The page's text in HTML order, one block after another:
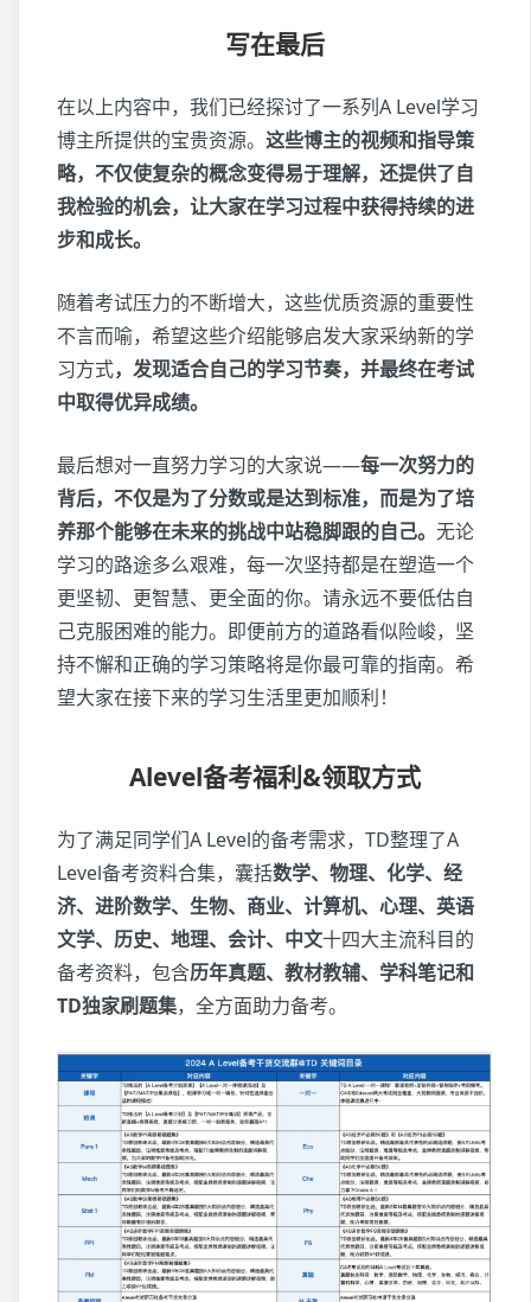
写在最后
在以上内容中，我们已经探讨了一系列A Level学习
博主所提供的宝贵资源。 这些博主的视频和指导策
略，不仅使复杂的概念变得易于理解，还提供了自
我检验的机会，让大家在学习过程中获得持续的进
步和成长。
随着考试压力的不断增大，这些优质资源的重要性
不言而喻，希望这些介绍能够启发大家采纳新的学
习方式，发现适合自己的学习节奏，并最终在考试
中取得优异成绩。
最后想对一直努力学习的大家说——每一次努力的
背后，不仅是为了分数或是达到标准，而是为了培
养那个能够在未来的挑战中站稳脚跟的自己。 无论
学习的路途多么艰难，每一次坚持都是在塑造一个
更坚韧、更智慧、更全面的你。请永远不要低估自
己克服困难的能力。即便前方的道路看似险峻，坚
持不懈和正确的学习策略将是你最可靠的指南。希
望大家在接下来的学习生活里更加顺利！
Alevel备考福利&领取方式
为了满足同学们A Level的备考需求，TD整理了A
Level备考资料合集，囊括数学、物理、化学、经
济、进阶数学、生物、商业、计算机、心理、英语
文学、历史、地理、会计、中文十四大主流科目的
备考资料，包含历年真题、教材教辅、学科笔记和
TD独家刷题集，全方面助力备考。